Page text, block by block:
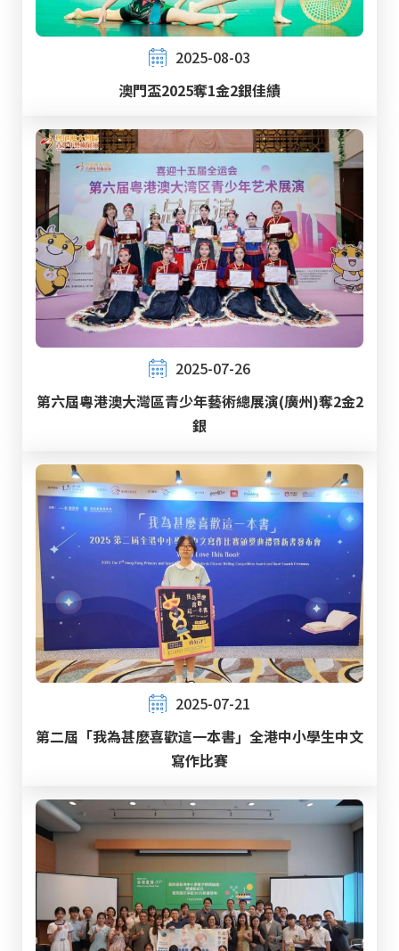
2025-08-03
澳門盃2025奪1金2銀佳績
2025-07-26
第六屆粵港澳大灣區青少年藝術總展演(廣州)奪2金2
銀
2025-07-21
第二屆「我為甚麼喜歡這一本書」全港中小學生中文
寫作比賽